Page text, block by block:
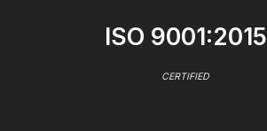
ISO 9001:2015
CERTIFIED